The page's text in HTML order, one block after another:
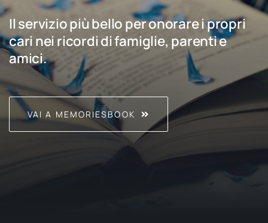
Il servizio più bello per onorare i propri
cari nei ricordi di famiglie, parenti e
amici.
VAI A MEMORIESBOOK